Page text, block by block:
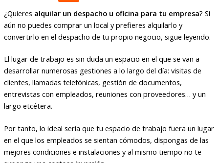
¿Quieres alquilar un despacho u oficina para tu empresa? Si
aún no puedes comprar un local y prefieres alquilarlo y
convertirlo en el despacho de tu propio negocio, sigue leyendo.
El lugar de trabajo es sin duda un espacio en el que se van a
desarrollar numerosas gestiones a lo largo del día: visitas de
clientes, llamadas telefónicas, gestión de documentos,
entrevistas con empleados, reuniones con proveedores… y un
largo etcétera.
Por tanto, lo ideal sería que tu espacio de trabajo fuera un lugar
en el que los empleados se sientan cómodos, dispongas de las
mejores condiciones e instalaciones y al mismo tiempo no te